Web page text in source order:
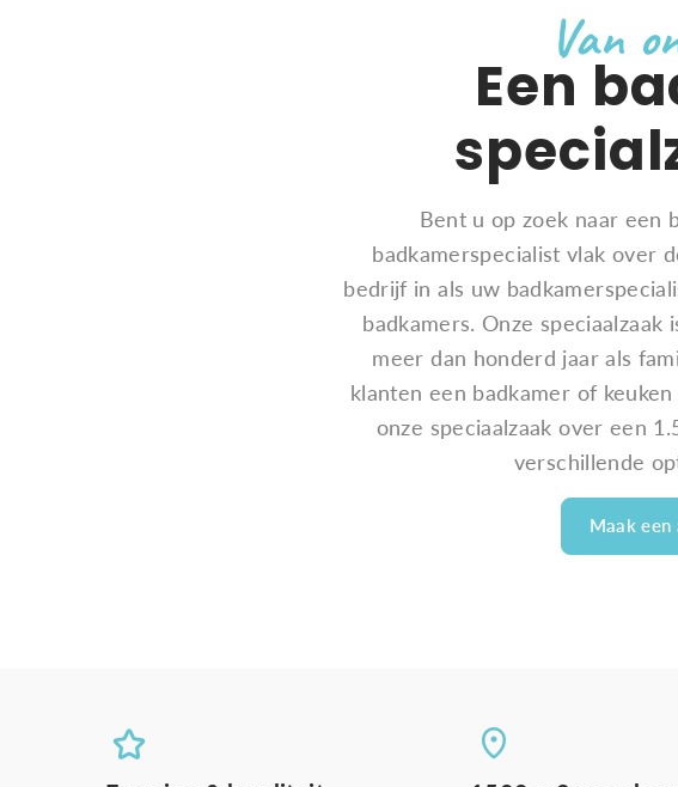
Van
Een
Bent u op zoek naar een
badkamerspecialist vlak over
bedrijf in als uw
badkamers. Onze
meer dan honderd jaar als
klanten een badkamer of
onze speciaalzaak over een
verschillende
Maak een